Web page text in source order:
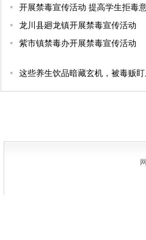
开展禁毒宣传活动 提高学生拒毒
龙川县廻龙镇开展禁毒宣传活动
紫市镇禁毒办开展禁毒宣传活动
这些养生饮品暗藏玄机，被毒贩盯